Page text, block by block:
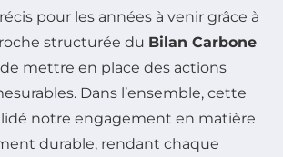
pour les années à venir grâce à
structurée du Bilan Carbone
mettre en place des actions
Dans l’ensemble, cette
notre engagement en matière
durable, rendant chaque